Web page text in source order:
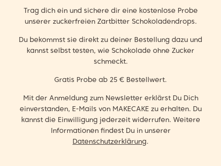
EUR €
Trag dich ein und sichere dir eine kostenlose Probe
unserer zuckerfreien Zartbitter Schokoladendrops.
Du bekommst sie direkt zu deiner Bestellung dazu und
kannst selbst testen, wie Schokolade ohne Zucker
schmeckt.
Gratis Probe ab 25 € Bestellwert.
Mit der Anmeldung zum Newsletter erklärst Du Dich
einverstanden, E-Mails von MAKECAKE zu erhalten. Du
kannst die Einwilligung jederzeit widerrufen. Weitere
Informationen findest Du in unserer
Datenschutzerklärung.